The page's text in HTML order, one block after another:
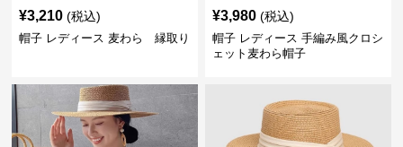
¥3,210 (税込)
帽子 レディース 麦わら 縁取り
¥3,980 (税込)
帽子 レディース 手編み風クロシ
ェット麦わら帽子